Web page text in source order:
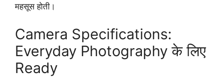
महसूस होती।
Camera Specifications:
Everyday Photography के लिए
Ready